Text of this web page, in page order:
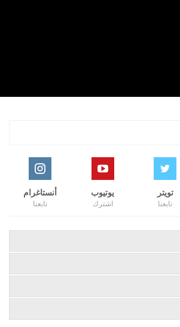
تويتر
تابعنا
يوتيوب
اشترك
أنستاغرام
تابعنا